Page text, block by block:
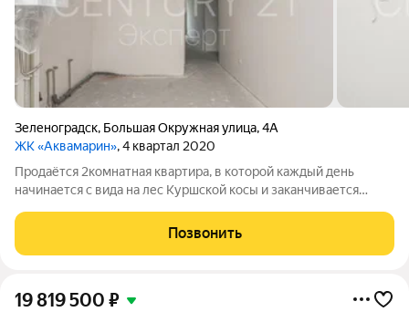
Зеленоградск, Большая Окружная улица,4А
ЖК «Аквамарин», 4 квартал 2020
Продаётся 2комнатная квартира, в которой каждый день
начинается с вида на лес Куршской косы и заканчивается
две комнаты: утром вы
Позвонить
19 819 500 ₽